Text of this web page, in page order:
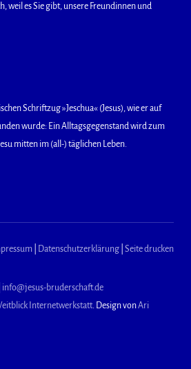
weil es Sie gibt, unsere Freundinnen und
Schriftzug »Jeschua« (Jesus), wie er auf
wurde: Ein Alltagsgegenstand wird zum
mitten im (all-) täglichen Leben.
Datenschutzerklärung Seite drucken
info@jesus-bruderschaft.de
Internetwerkstatt. Design vonAri